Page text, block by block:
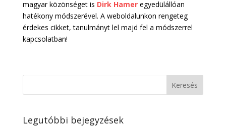
magyar közönséget is Dirk Hameregyedülállóan
hatékony módszerével. A weboldalunkon rengeteg
érdekes cikket, tanulmányt lel majd fel a módszerrel
kapcsolatban!
Legutóbbi bejegyzések